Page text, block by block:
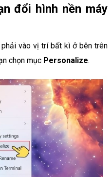
đổi hình nền máy
phải vào vị trí bất kì ở bên trên
chọn mục Personalize.